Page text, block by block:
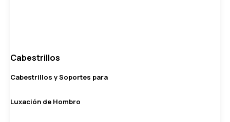
Cabestrillos
Cabestrillos y Soportes para
Luxación de Hombro